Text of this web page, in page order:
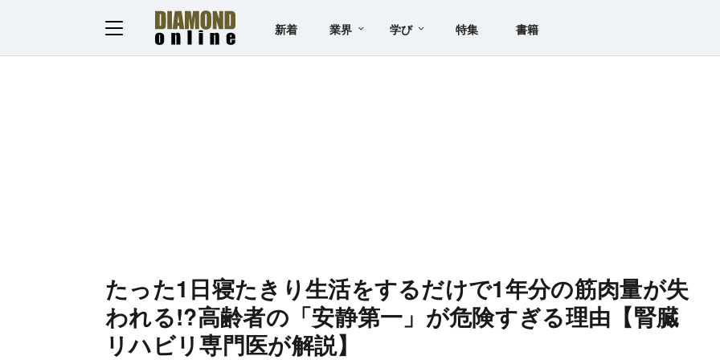
新着 業界 学び 特集 書籍
たった1日寝たきり生活をするだけで1年分の筋肉量が失
われる!?高齢者の「安静第一」が危険すぎる理由【腎臓
リハビリ専門医が解説】